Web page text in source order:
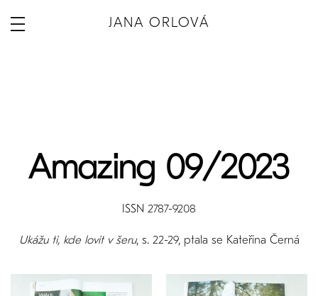
JANA ORLOVÁ
Amazing 09/2023
ISSN 2787-9208
Ukážu ti, kde lovit v šeru, s. 22-29, ptala se Kateřina Černá